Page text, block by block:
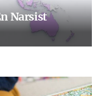
Narsist